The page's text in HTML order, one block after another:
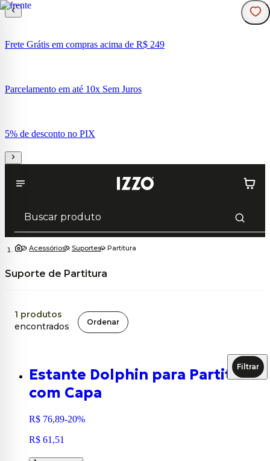
Frete Grátis em compras acima de R$ 249
Parcelamento em até 10x Sem Juros
5% de desconto no PIX
Acessórios Suportes Partitura
Suporte de Partitura
1 produtos
encontrados
Ordenar
Filtrar
Estante Dolphin para Partitura
com Capa
R$ 76,89-20%
R$ 61,51